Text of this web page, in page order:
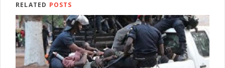
RELATED POSTS